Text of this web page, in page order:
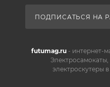
ПОДПИСАТЬСЯ НА
futumag.ru- интернет-
электроскутеры